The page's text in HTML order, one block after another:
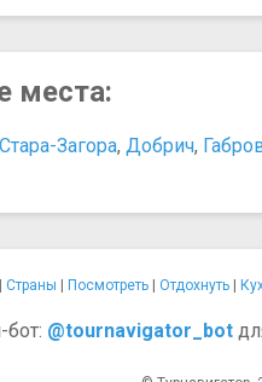
места:
Стара-Загора, Добрич,
Страны Посмотреть| Отдохнуть|
бот: @tournavigator_bot